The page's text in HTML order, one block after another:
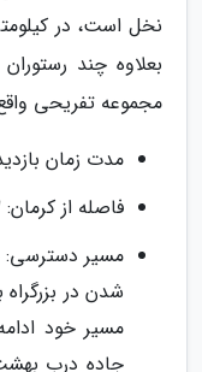
بعلاوه چند
مجموعه تفریحی
مدت زمان بازدید: 2 ساعت تا نصف
فاصله از کرمان: 2 ساعت و 5 دقیقه (167 کیلومتر)
مسیر دسترسی:
شدن در بزرگراه
مسیر خود
جاده درب